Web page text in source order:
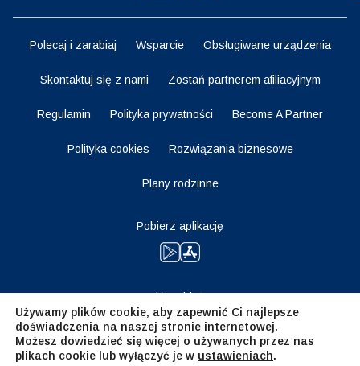
Polecaj i zarabiaj Wsparcie Obsługiwane urządzenia
Skontaktuj się z nami Zostań partnerem afiliacyjnym
Regulamin Polityka prywatności Become A Partner
Polityka cookies Rozwiązania biznesowe
Plany rodzinne
Pobierz aplikację
Bądź na bieżąco
Używamy plików cookie, aby zapewnić Ci najlepsze
doświadczenia na naszej stronie internetowej.
Możesz dowiedzieć się więcej o używanych przez nas
plikach cookie lub wyłączyć je w ustawieniach.